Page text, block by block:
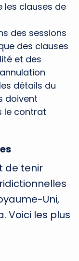
les clauses de
des sessions
des clauses
et des
les détails du
doivent
le contrat
de tenir
Uni,
Voici les plus